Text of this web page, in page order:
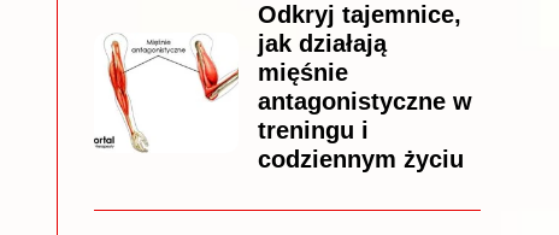
Odkryj tajemnice,
jak działają
mięśnie
antagonistyczne w
treningu i
codziennym życiu